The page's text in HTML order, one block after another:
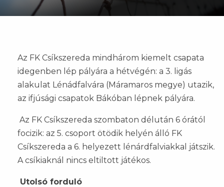
Az FK Csíkszereda mindhárom kiemelt csapata
idegenben lép pályára a hétvégén: a 3. ligás
alakulat Lénádfalvára (Máramaros megye) utazik,
az ifjúsági csapatok Bákóban lépnek pályára.
Az FK Csíkszereda szombaton délután 6 órától
focizik: az 5. csoport ötödik helyén álló FK
Csíkszereda a 6. helyezett lénárdfalviakkal játszik.
A csíkiaknál nincs eltiltott játékos.
Utolsó forduló